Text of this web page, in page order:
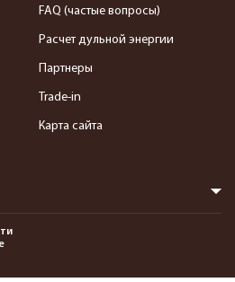
FAQ (частые вопросы)
Расчет дульной энергии
Партнеры
Trade-in
Карта сайта